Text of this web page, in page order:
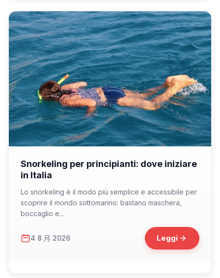
Snorkeling per principianti: dove iniziare
in Italia
Lo snorkeling è il modo più semplice e accessibile per
scoprire il mondo sottomarino: bastano maschera,
boccaglio e...
4 8 月 2026 Leggi